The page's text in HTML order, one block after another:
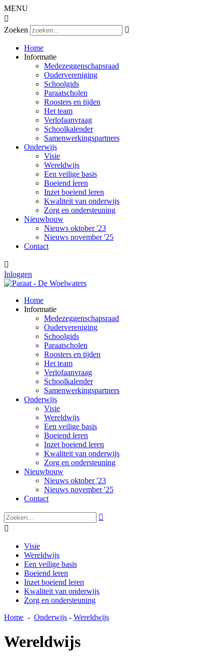
MENU

Zoeken

Home
Informatie
Medezeggenschapsraad
Oudervereniging
Schoolgids
Paraatscholen
Roosters en tijden
Het team
Verlofaanvraag
Schoolkalender
Samenwerkingspartners
Onderwijs
Visie
Wereldwijs
Een veilige basis
Boeiend leren
Inzet boeiend leren
Kwaliteit van onderwijs
Zorg en ondersteuning
Nieuwbouw
Nieuws oktober '23
Nieuws november '25
Contact

Inloggen
Home
Informatie
Medezeggenschapsraad
Oudervereniging
Schoolgids
Paraatscholen
Roosters en tijden
Het team
Verlofaanvraag
Schoolkalender
Samenwerkingspartners
Onderwijs
Visie
Wereldwijs
Een veilige basis
Boeiend leren
Inzet boeiend leren
Kwaliteit van onderwijs
Zorg en ondersteuning
Nieuwbouw
Nieuws oktober '23
Nieuws november '25
Contact


Visie
Wereldwijs
Een veilige basis
Boeiend leren
Inzet boeiend leren
Kwaliteit van onderwijs
Zorg en ondersteuning
Home - Onderwijs - Wereldwijs
Wereldwijs